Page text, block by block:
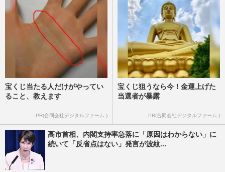
宝くじ当たる人だけがやってい
ること、教えます
PR(合同会社デジタルファーム )
宝くじ狙うなら今！金運上げた
当選者が暴露
PR(合同会社デジタルファーム )
高市首相、内閣支持率急落に「原因はわからない」に
続いて「反省点はない」発言が波紋...